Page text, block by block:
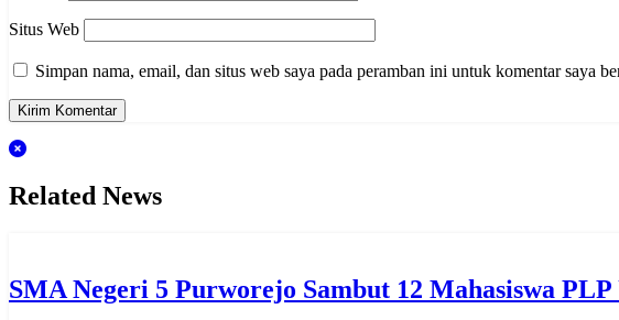
Situs Web
Simpan nama, email, dan situs web saya pada peramban ini untuk komentar saya
Related News
SMA Negeri 5 Purworejo Sambut 12 Mahasiswa